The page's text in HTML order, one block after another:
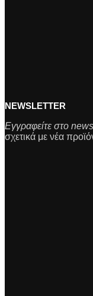
NEWSLETTER
Εγγραφείτε στο
σχετικά με νέα